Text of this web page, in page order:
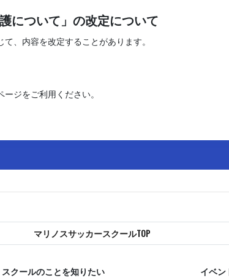
について」の改定について
、内容を改定することがあります。
ジをご利用ください。
マリノスサッカースクールTOP
スクールのことを知りたい
イベン